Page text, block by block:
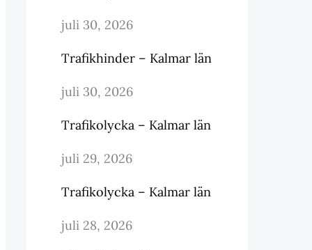
juli 30, 2026
Trafikhinder – Kalmar län
juli 30, 2026
Trafikolycka – Kalmar län
juli 29, 2026
Trafikolycka – Kalmar län
juli 28, 2026